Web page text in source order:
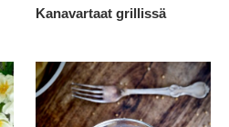
Kanavartaat grillissä